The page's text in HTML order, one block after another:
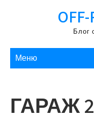
Блог
Меню
ГАРАЖ